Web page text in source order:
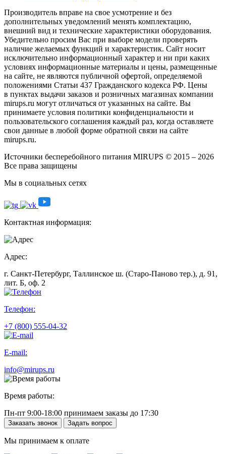
Производитель вправе на свое усмотрение и без
дополнительных уведомлений менять комплектацию,
внешний вид и технические характеристики оборудования.
Убедительно просим Вас при выборе модели проверять
наличие желаемых функций и характеристик. Сайт носит
исключительно информационный характер и ни при каких
условиях информационные материалы и цены, размещенные
на сайте, не являются публичной офертой, определяемой
положениями Статьи 437 Гражданского кодекса РФ. Цены
в пунктах выдачи заказов и розничных магазинах компании
mirups.ru могут отличаться от указанных на сайте. Вы
принимаете условия политики конфиденциальности и
пользовательского соглашения каждый раз, когда оставляете
свои данные в любой форме обратной связи на сайте
mirups.ru.
Источники бесперебойного питания MIRUPS © 2015 – 2026
Все права защищены
Мы в социальных сетях
Контактная информация:
Адрес:
г. Санкт-Петербург, Таллинское ш. (Старо-Паново тер.), д. 91,
лит. Б, оф. 2
Телефон:
+7 (800) 555-04-32
E-mail:
info@mirups.ru
Время работы:
Пн-пт 9:00-18:00 принимаем заказы до 17:30
Заказать звонок Задать вопрос
Мы принимаем к оплате